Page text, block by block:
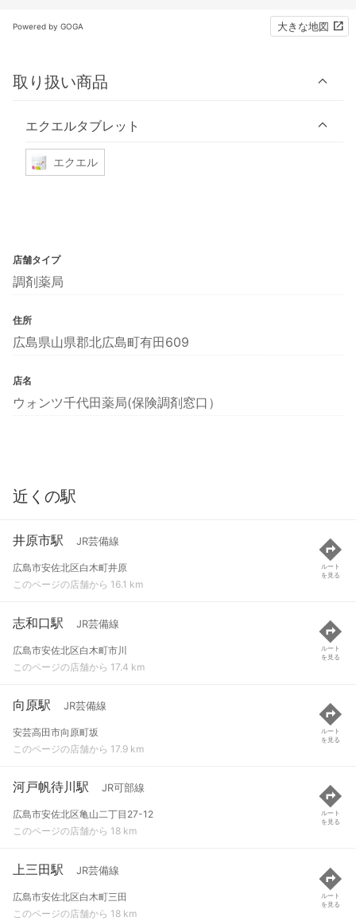
Powered by GOGA 大きな地図
取り扱い商品
エクエルタブレット
エクエル
店舗タイプ
調剤薬局
住所
広島県山県郡北広島町有田609
店名
ウォンツ千代田薬局(保険調剤窓口）
近くの駅
井原市駅 JR芸備線
広島市安佐北区白木町井原
このページの店舗から 16.1 km
ルート
を見る
志和口駅 JR芸備線
広島市安佐北区白木町市川
このページの店舗から 17.4 km
ルート
を見る
向原駅 JR芸備線
安芸高田市向原町坂
このページの店舗から 17.9 km
ルート
を見る
河戸帆待川駅 JR可部線
広島市安佐北区亀山二丁目27-12
このページの店舗から 18 km
ルート
を見る
上三田駅 JR芸備線
広島市安佐北区白木町三田
このページの店舗から 18 km
ルート
を見る